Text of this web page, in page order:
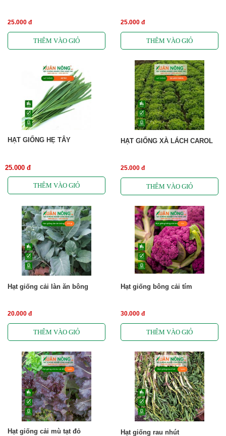
25.000 đ 25.000 đ
HẠT GIỐNG HẸ TÂY
25.000 đ
HẠT GIỐNG XÀ LÁCH CAROL
25.000 đ
Hạt giống cải làn ăn bông
20.000 đ
Hạt giống bông cải tím
30.000 đ
Hạt giống cải mù tạt đỏ Hạt giống rau nhút